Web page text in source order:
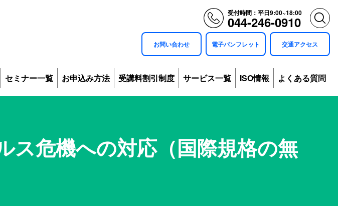
受付時間：平日9:00~18:00
044-246-0910
お問い合わせ 電子パンフレット 交通アクセス
セミナー一覧 お申込み方法 受講料割引制度 サービス一覧 ISO情報 よくある質問
ス危機への対応（国際規格の無